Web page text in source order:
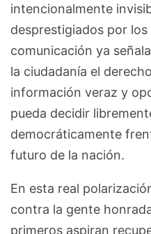
intencionalmente
desprestigiados por
comunicación ya
la ciudadanía el
información veraz y
pueda decidir
democráticamente
futuro de la nación.
En esta real
contra la gente
primeros aspiran